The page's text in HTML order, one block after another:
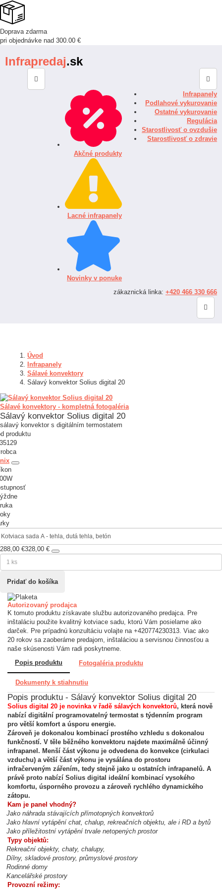
Doprava zdarma
pri objednávke nad 300.00 €
Infrapredaj.sk
Infrapanely
Podlahové vykurovanie
Ostatné vykurovanie
Regulácia
Starostlivosť o ovzdušie
Starostlivosť o zdravie
Akčné produkty
Lacné infrapanely
Novinky v ponuke
zákaznická linka: +420 466 330 666
Úvod
Infrapanely
Sálavé konvektory
Sálavý konvektor Solius digital 20
Sálavé konvektory - kompletná fotogaléria
Sálavý konvektor Solius digital 20
sálavý konvektor s digitálním termostatem
produktu
288,00 €328,00 €
Autorizovaný prodajca
K tomuto produktu získavate službu autorizovaného predajca. Pre
inštaláciu použite kvalitný kotviace sadu, ktorú Vám posielame ako
darček. Pre prípadnú konzultáciu volajte na +420774230313. Viac ako
20 rokov sa zaoberáme predajom, inštaláciou a servisnou činnosťou a
naše skúsenosti Vám radi poskytneme.
Popis produktu
Fotogaléria produktu
Dokumenty k stiahnutiu
Popis produktu - Sálavý konvektor Solius digital 20
Solius digital 20 je novinka v řadě sálavých konvektorů, která nově
nabízí digitální programovatelný termostat s týdenním program
pro větší komfort a úsporu energie.
Zároveň je dokonalou kombinací prostého vzhledu s dokonalou
funkčností. V těle běžného konvektoru najdete maximálně účinný
infrapanel. Menší část výkonu je odvedena do konvekce (cirkulaci
vzduchu) a větší část výkonu je vysálána do prostoru
infračerveným zářením, tedy stejně jako u ostatních infrapanelů. A
právě proto nabízí Solius digital ideální kombinací vysokého
komfortu, úsporného provozu a zároveň rychlého dynamického
zátopu.
Kam je panel vhodný?
Jako náhrada stávajících přímotopných konvektorů
Jako hlavní vytápění chat, chalup, rekreačních objektu, ale i RD a bytů
Jako příležitostní vytápění trvale netopených prostor
Typy objektů:
Rekreační objekty, chaty, chalupy,
Dílny, skladové prostory, průmyslové prostory
Rodinné domy
Kancelářské prostory
Provozní režimy: